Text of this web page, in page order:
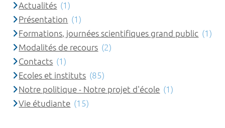
Actualités (1)
Présentation (1)
Formations, journées scientifiques grand public (1)
Modalités de recours (2)
Contacts (1)
Ecoles et instituts (85)
Notre politique - Notre projet d'école (1)
Vie étudiante (15)